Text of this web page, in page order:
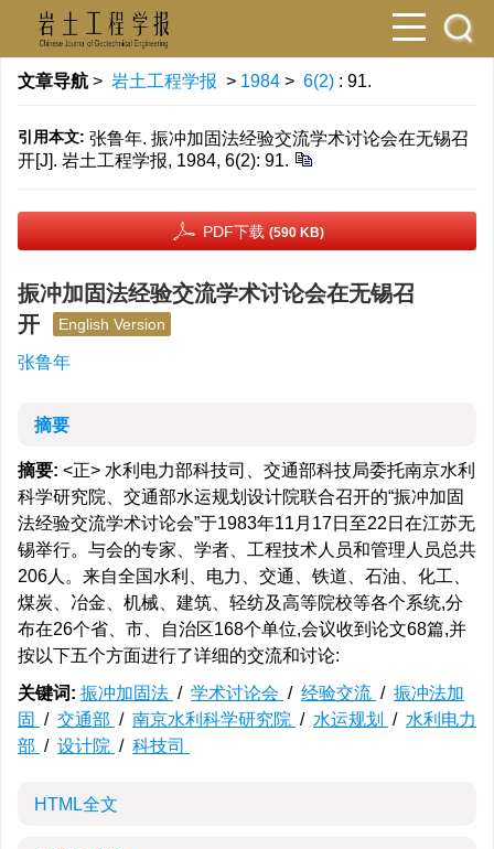
文章导航 > 岩土工程学报 > 1984 > 6(2) : 91.
引用本文: 张鲁年. 振冲加固法经验交流学术讨论会在无锡召
开[J]. 岩土工程学报, 1984, 6(2): 91.
PDF下载 (590 KB)
振冲加固法经验交流学术讨论会在无锡召
开
English Version
张鲁年
摘要
摘要: <正> 水利电力部科技司、交通部科技局委托南京水利
科学研究院、交通部水运规划设计院联合召开的“振冲加固
法经验交流学术讨论会”于1983年11月17日至22日在江苏无
锡举行。与会的专家、学者、工程技术人员和管理人员总共
206人。来自全国水利、电力、交通、铁道、石油、化工、
煤炭、冶金、机械、建筑、轻纺及高等院校等各个系统,分
布在26个省、市、自治区168个单位,会议收到论文68篇,并
按以下五个方面进行了详细的交流和讨论:
关键词: 振冲加固法 / 学术讨论会 / 经验交流 / 振冲法加
固
/ 交通部 / 南京水利科学研究院 / 水运规划 / 水利电力
部 / 设计院 / 科技司
HTML全文